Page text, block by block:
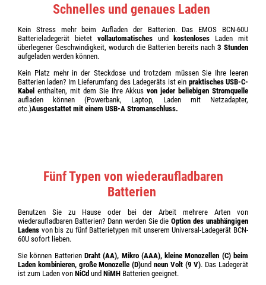
Schnelles und genaues Laden
Kein Stress mehr beim Aufladen der Batterien. Das EMOS BCN-60U
Batterieladegerät bietet vollautomatischesund kostenloses Laden mit
überlegener Geschwindigkeit, wodurch die Batterien bereits nach 3 Stunden
aufgeladen werden können.
Kein Platz mehr in der Steckdose und trotzdem müssen Sie Ihre leeren
Batterien laden? Im Lieferumfang des Ladegeräts ist ein praktisches USB-C-
Kabel enthalten, mit dem Sie Ihre Akkusvon jeder beliebigen Stromquelle
aufladen können (Powerbank, Laptop, Laden mit Netzadapter,
etc.)Ausgestattet mit einem USB-A Stromanschluss.
Fünf Typen von wiederaufladbaren
Batterien
Benutzen Sie zu Hause oder bei der Arbeit mehrere Arten von
wiederaufladbaren Batterien? Dann werden Sie dieOption des unabhängigen
Ladens von bis zu fünf Batterietypen mit unserem Universal-Ladegerät BCN-
60U sofort lieben.
Sie können Batterien Draht (AA), Mikro (AAA), kleine Monozellen (C) beim
Laden kombinieren, große Monozelle (D)undneun Volt (9 V). Das Ladegerät
ist zum Laden von NiCd und NiMH Batterien geeignet.